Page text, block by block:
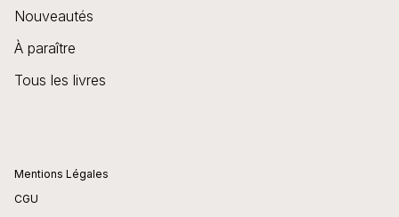
Nouveautés
À paraître
Tous les livres
Mentions Légales
CGU